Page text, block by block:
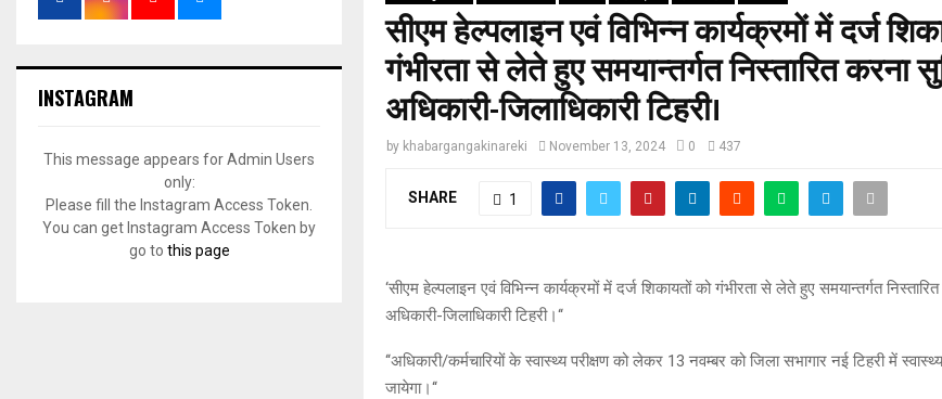
सीएम हेल्पलाइन एवं विभिन्न कार्यक्रमों में दर्ज
गंभीरता से लेते हुए समयान्तर्गत निस्तारित करना
अधिकारी-जिलाधिकारी टिहरी।
by khabargangakinareki November 13, 2024 0 437
SHARE 1
‘सीएम हेल्पलाइन एवं विभिन्न कार्यक्रमों में दर्ज शिकायतों को गंभीरता से लेते हुए समयान्तर्गत
अधिकारी-जिलाधिकारी टिहरी।‘‘
‘‘अधिकारी/कर्मचारियों के स्वास्थ्य परीक्षण को लेकर 13 नवम्बर को जिला सभागार नई टिहरी में
जायेगा।‘‘
INSTAGRAM
This message appears for Admin Users
only:
Please fill the Instagram Access Token.
You can get Instagram Access Token by
go to this page